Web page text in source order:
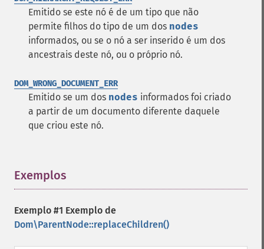
Emitido se este nó é de um tipo que não
permite filhos do tipo de um dos nodes
informados, ou se o nó a ser inserido é um dos
ancestrais deste nó, ou o próprio nó.
DOM_WRONG_DOCUMENT_ERR
Emitido se um dos nodes informados foi criado
a partir de um documento diferente daquele
que criou este nó.
Exemplos
Exemplo #1 Exemplo de
Dom\ParentNode::replaceChildren()